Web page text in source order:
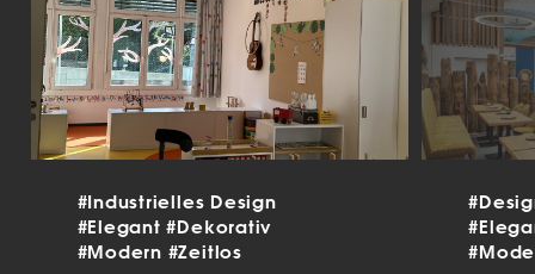
#Industrielles Design
#Elegant#Dekorativ
#Modern #Zeitlos